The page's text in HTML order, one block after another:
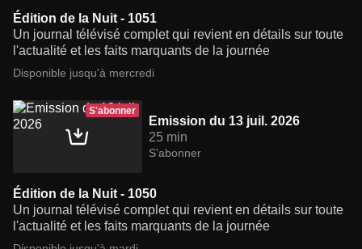
Édition de la Nuit - 1051
Un journal télévisé complet qui revient en détails sur toute
l'actualité et les faits marquants de la journée
Disponible jusqu'à mercredi
S'abonner
Emission du 13 juil. 2026
25 min
S'abonner
Édition de la Nuit - 1050
Un journal télévisé complet qui revient en détails sur toute
l'actualité et les faits marquants de la journée